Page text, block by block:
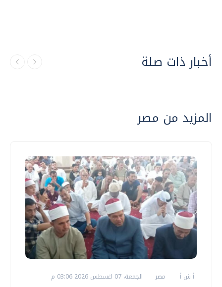
أخبار ذات صلة
المزيد من مصر
أ ش أ مصر الجمعة، 07 اغسطس 2026 03:06 م